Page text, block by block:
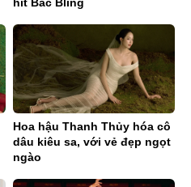
hit Bắc Bling
Hoa hậu Thanh Thủy hóa cô
dâu kiêu sa, với vẻ đẹp ngọt
ngào